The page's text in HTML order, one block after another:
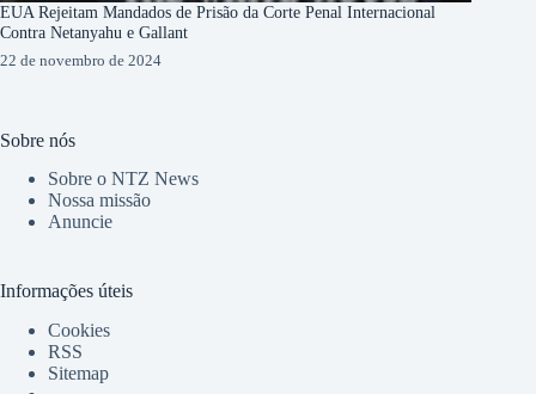
EUA Rejeitam Mandados de Prisão da Corte Penal Internacional
Contra Netanyahu e Gallant
22 de novembro de 2024
Sobre nós
Sobre o NTZ News
Nossa missão
Anuncie
Informações úteis
Cookies
RSS
Sitemap